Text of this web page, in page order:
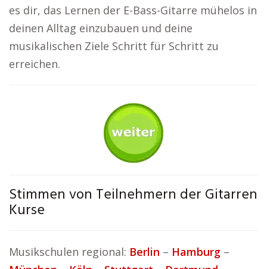
es dir, das Lernen der E-Bass-Gitarre mühelos in
deinen Alltag einzubauen und deine
musikalischen Ziele Schritt für Schritt zu
erreichen.
Stimmen von Teilnehmern der Gitarren
Kurse
Musikschulen regional: Berlin – Hamburg –